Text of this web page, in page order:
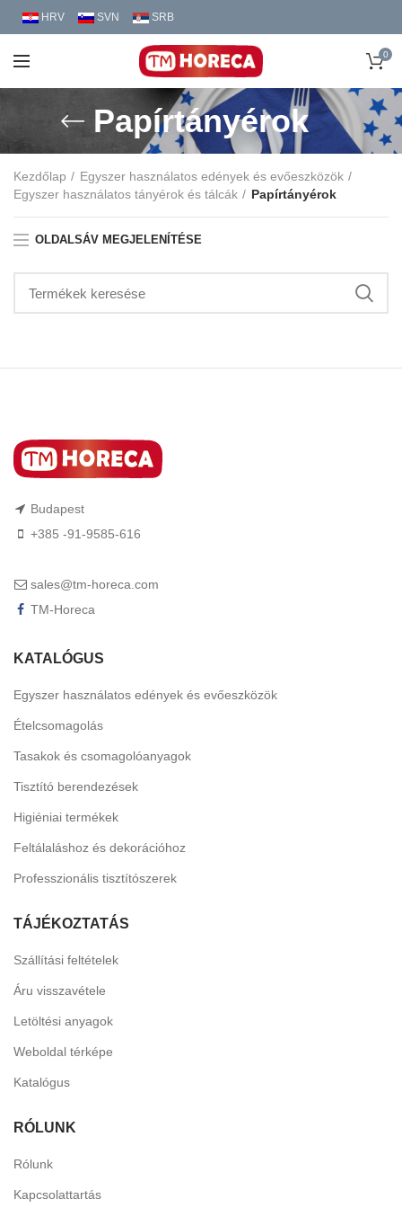
HRV SVN SRB
0
Papírtányérok
Kezdőlap
Egyszer használatos edények és evőeszközök
Egyszer használatos tányérok és tálcák
Papírtányérok
OLDALSÁV MEGJELENÍTÉSE
Budapest
+385 -91-9585-616
sales@tm-horeca.com
TM-Horeca
KATALÓGUS
Egyszer használatos edények és evőeszközök
Ételcsomagolás
Tasakok és csomagolóanyagok
Tisztító berendezések
Higiéniai termékek
Feltálaláshoz és dekorációhoz
Professzionális tisztítószerek
TÁJÉKOZTATÁS
Szállítási feltételek
Áru visszavétele
Letöltési anyagok
Weboldal térképe
Katalógus
RÓLUNK
Rólunk
Kapcsolattartás